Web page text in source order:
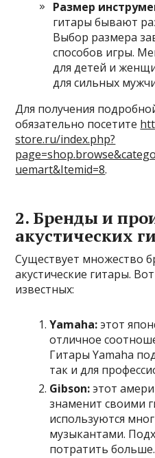
Размер
гитары бывают
Выбор размера
способов игры.
для детей и
для сильных
Для получения
обязательно посетите
store.ru/index.php?
uemart&Itemid=8.
2. Бренды и
акустических
Существует множество
акустические гитары.
известных:
Yamaha:этот
отличное
Гитары Yamaha
так и для
Gibson:этот
знаменит своими
используются
музыкантами.
потратить больше.